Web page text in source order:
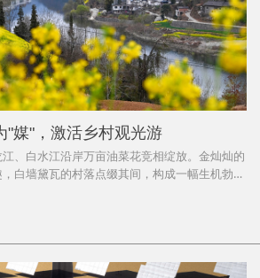
"媒"，激活乡村观光游
、白水江沿岸万亩油菜花竞相绽放。金灿灿的
白墙黛瓦的村落点缀其间，构成一幅生机勃勃